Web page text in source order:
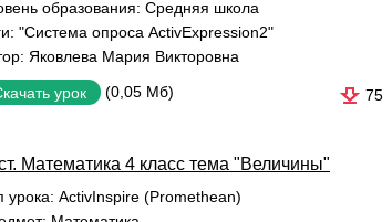
образования: Средняя школа
"Система опроса ActivExpression2"
Яковлева Мария Викторовна
урок (0,05 Мб) 75
Математика 4 класс тема "Величины"
урока: ActivInspire (Promethean)